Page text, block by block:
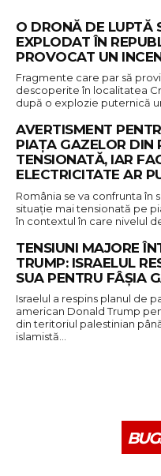
O DRONĂ DE LUPTĂ
EXPLODAT ÎN
PROVOCAT UN
Fragmente care par să
descoperite în localitatea
după o explozie puternică
AVERTISMENT
PIAŢA GAZELOR DIN
TENSIONATĂ, IAR
ELECTRICITATE AR
România se va confrunta în
situaţie mai tensionată pe
în contextul în care nivelul
TENSIUNI MAJORE
TRUMP: ISRAELUL
SUA PENTRU FÂȘIA
Israelul a respins planul de
american Donald Trump
din teritoriul palestinian
islamistă…